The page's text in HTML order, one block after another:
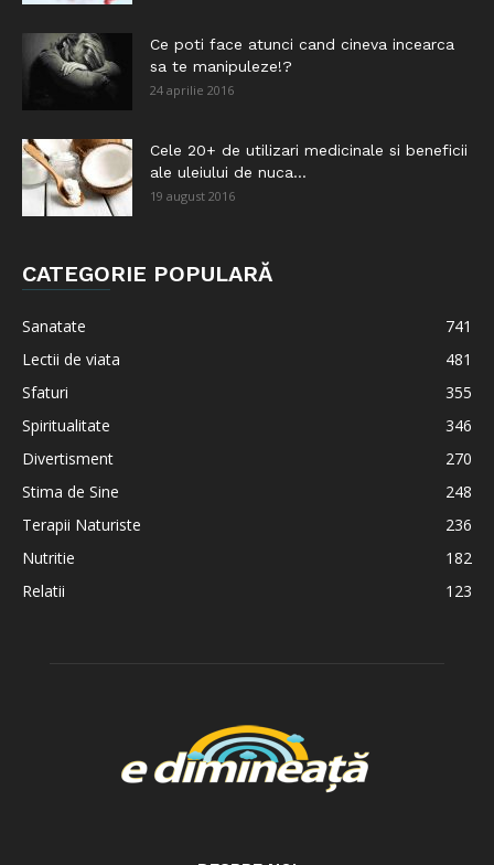
Ce poti face atunci cand cineva incearca
sa te manipuleze!?
24 aprilie 2016
Cele 20+ de utilizari medicinale si beneficii
ale uleiului de nuca...
19 august 2016
CATEGORIE POPULARĂ
Sanatate
741
Lectii de viata
481
Sfaturi
355
Spiritualitate
346
Divertisment
270
Stima de Sine
248
Terapii Naturiste
236
Nutritie
182
Relatii
123